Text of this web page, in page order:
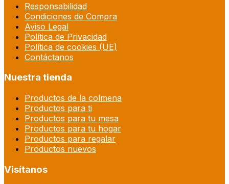
Responsabilidad
Condiciones de Compra
Aviso Legal
Política de Privacidad
Política de cookies (UE)
Contáctanos
Nuestra tienda
Productos de la colmena
Productos para ti
Productos para tu mesa
Productos para tu hogar
Productos para regalar
Productos nuevos
Visítanos